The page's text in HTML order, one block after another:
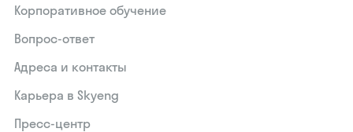
Корпоративное обучение
Вопрос-ответ
Адреса и контакты
Карьера в Skyeng
Пресс-центр